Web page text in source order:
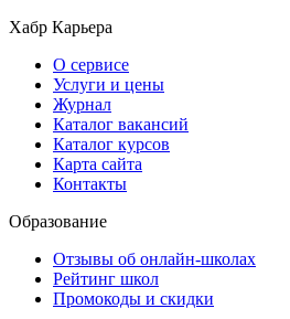
Хабр Карьера
О сервисе
Услуги и цены
Журнал
Каталог вакансий
Каталог курсов
Карта сайта
Контакты
Образование
Отзывы об онлайн-школах
Рейтинг школ
Промокоды и скидки